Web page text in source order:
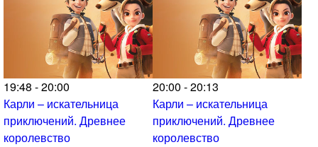
19:48 - 20:00
Карли – искательница
приключений. Древнее
королевство
20:00 - 20:13
Карли – искательница
приключений. Древнее
королевство